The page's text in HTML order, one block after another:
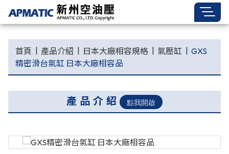
首頁 產品介紹 日本大廠相容規格 氣壓缸
GXS
精密滑台氣缸 日本大廠相容品
產品介紹